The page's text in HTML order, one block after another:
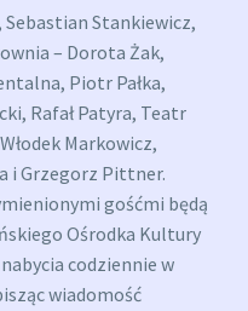
Sebastian Stankiewicz,
– Dorota Żak,
, Piotr Pałka,
Rafał Patyra, Teatr
Markowicz,
i Grzegorz Pittner.
gośćmi będą
Ośrodka Kultury
codziennie w
wiadomość